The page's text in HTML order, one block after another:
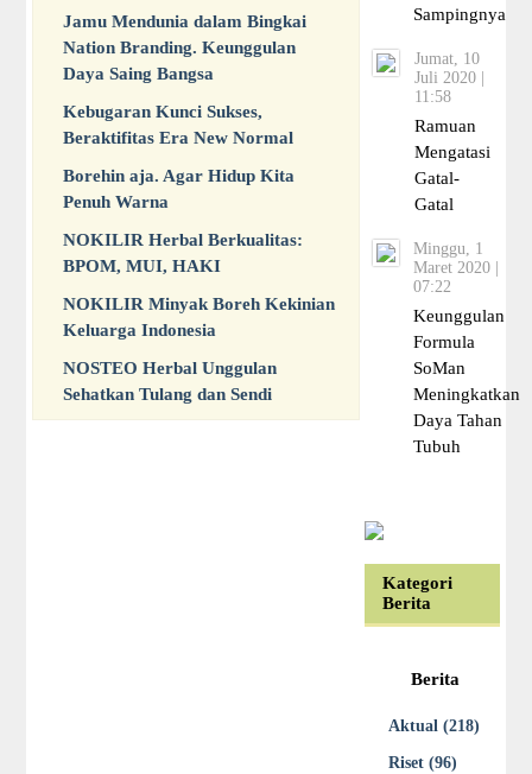
Jamu Mendunia dalam Bingkai
Nation Branding. Keunggulan
Daya Saing Bangsa
Kebugaran Kunci Sukses,
Beraktifitas Era New Normal
Borehin aja. Agar Hidup Kita
Penuh Warna
NOKILIR Herbal Berkualitas:
BPOM, MUI, HAKI
NOKILIR Minyak Boreh Kekinian
Keluarga Indonesia
NOSTEO Herbal Unggulan
Sehatkan Tulang dan Sendi
Sampingnya
Jumat, 10
Juli 2020 |
11:58
Ramuan
Mengatasi
Gatal-
Gatal
Minggu, 1
Maret 2020 |
07:22
Keunggulan
Formula
SoMan
Meningkatkan
Daya Tahan
Tubuh
Kategori
Berita
Berita
Aktual (218)
Riset (96)